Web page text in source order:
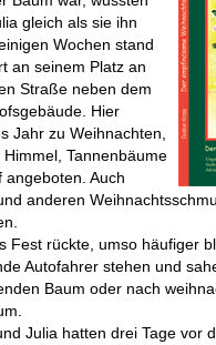
gleich als sie ihn
Wochen stand
an seinem Platz an
Straße neben dem
Hier
Jahr zu Weihnachten,
Tannenbäume
angeboten. Auch
anderen
Fest rückte, umso häufiger
Autofahrer stehen und
Baum oder nach
Julia hatten drei Tage vor